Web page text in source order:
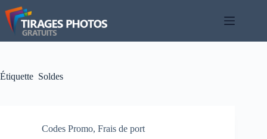
Passer
au
contenu
Étiquette Soldes
Codes Promo, Frais de port